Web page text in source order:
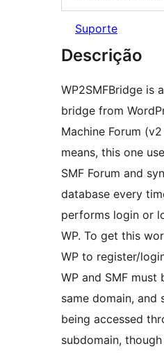
Suporte
Descrição
WP2SMFBridge is
bridge from
Machine Forum
means, this one
SMF Forum and
database every
performs login or
WP. To get this
WP to register/
WP and SMF must
same domain, and
being accessed
subdomain,